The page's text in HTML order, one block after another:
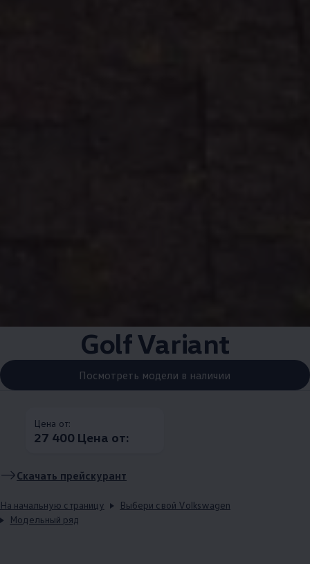
Golf Variant
Посмотреть модели в наличии
Цена от:
27 400 Цена от:
Скачать прейскурант
На начальную страницу
Выбери свой Volkswagen
Модельный ряд